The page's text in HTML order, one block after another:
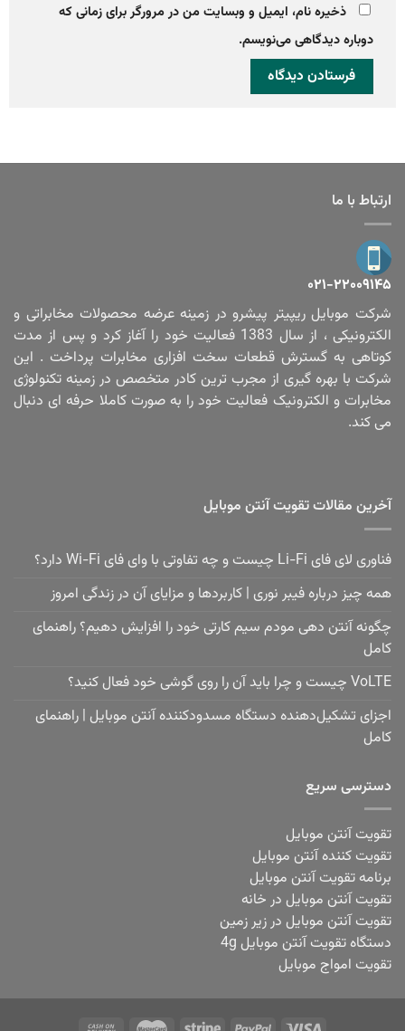
ذخیره نام، ایمیل و وبسایت من در مرورگر برای زمانی که
دوباره دیدگاهی می‌نویسم.
ارتباط با ما
۰۲۱-۲۲۰۰۹۱۴۵
شرکت موبایل ریپیتر پیشرو در زمینه عرضه محصولات مخابراتی و
الکترونیکی ، از سال 1383 فعالیت خود را آغاز کرد و پس از مدت
کوتاهی به گسترش قطعات سخت افزاری مخابرات پرداخت . این
شرکت با بهره گیری از مجرب ترین کادر متخصص در زمینه تکنولوژی
مخابرات و الکترونیک فعالیت خود را به صورت کاملا حرفه ای دنبال
می کند.
آخرین مقالات تقویت آنتن موبایل
فناوری لای فای Li-Fi چیست و چه تفاوتی با وای فای Wi-Fi دارد؟
همه چیز درباره فیبر نوری | کاربردها و مزایای آن در زندگی امروز
چگونه آنتن دهی مودم سیم کارتی خود را افزایش دهیم؟ راهنمای
کامل
VoLTE چیست و چرا باید آن را روی گوشی خود فعال کنید؟
اجزای تشکیل‌دهنده دستگاه مسدودکننده آنتن موبایل | راهنمای
کامل
دسترسی سریع
تقویت آنتن موبایل
تقویت کننده آنتن موبایل
برنامه تقویت آنتن موبایل
تقویت آنتن موبایل در خانه
تقویت آنتن موبایل در زیر زمین
دستگاه تقویت آنتن موبایل 4g
تقویت امواج موبایل